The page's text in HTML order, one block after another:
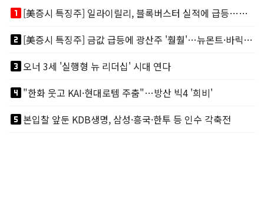
looks_one
[美증시 특징주] 일라이릴리, 블록버스터 실적에 급등…마운자로 매출 폭발
looks_two
[美증시 특징주] 금값 급등에 광산주 '훨훨'…뉴몬트·바릭마이닝 주도
looks_3오너 3세 '실행형 뉴 리더십' 시대 연다
looks_4"한화 웃고 KAI·현대로템 주춤"…방산 빅4 '희비'
looks_5본입찰 앞둔 KDB생명, 삼성·흥국·한투 등 인수 각축전